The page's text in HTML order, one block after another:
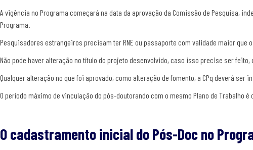
A vigência no Programa começará na data da aprovação da Comissão de Pesquisa,
Programa.
Pesquisadores estrangeiros precisam ter RNE ou passaporte com validade maior que
Não pode haver alteração no título do projeto desenvolvido, caso isso precise ser
Qualquer alteração no que foi aprovado, como alteração de fomento, a CPq deverá
O período máximo de vinculação do pós-doutorando com o mesmo Plano de Trabalho é
O cadastramento inicial do Pós-Doc no